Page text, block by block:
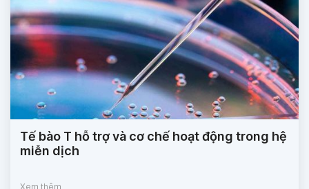
Tế bào T hỗ trợ và cơ chế hoạt động trong hệ
miễn dịch
Xem thêm